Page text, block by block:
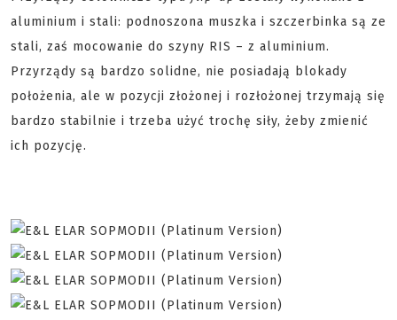
aluminium i stali: podnoszona muszka i szczerbinka są ze
stali, zaś mocowanie do szyny RIS – z aluminium.
Przyrządy są bardzo solidne, nie posiadają blokady
położenia, ale w pozycji złożonej i rozłożonej trzymają się
bardzo stabilnie i trzeba użyć trochę siły, żeby zmienić
ich pozycję.